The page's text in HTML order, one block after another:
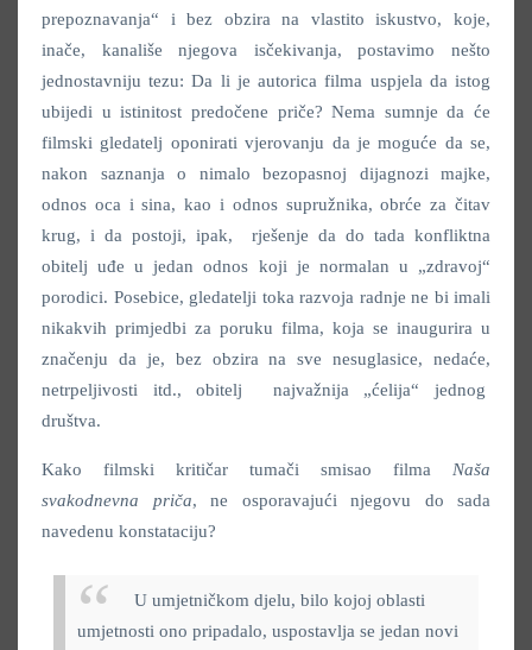
prepoznavanja“ i bez obzira na vlastito iskustvo, koje,
inače, kanališe njegova isčekivanja, postavimo nešto
jednostavniju tezu: Da li je autorica filma uspjela da istog
ubijedi u istinitost predočene priče? Nema sumnje da će
filmski gledatelj oponirati vjerovanju da je moguće da se,
nakon saznanja o nimalo bezopasnoj dijagnozi majke,
odnos oca i sina, kao i odnos supružnika, obrće za čitav
krug, i da postoji, ipak, rješenje da do tada konfliktna
obitelj uđe u jedan odnos koji je normalan u „zdravoj“
porodici. Posebice, gledatelji toka razvoja radnje ne bi imali
nikakvih primjedbi za poruku filma, koja se inaugurira u
značenju da je, bez obzira na sve nesuglasice, nedaće,
netrpeljivosti itd., obitelj najvažnija „ćelija“ jednog
društva.
Kako filmski kritičar tumači smisao filma Naša
svakodnevna priča, ne osporavajući njegovu do sada
navedenu konstataciju?
U umjetničkom djelu, bilo kojoj oblasti
umjetnosti ono pripadalo, uspostavlja se jedan novi